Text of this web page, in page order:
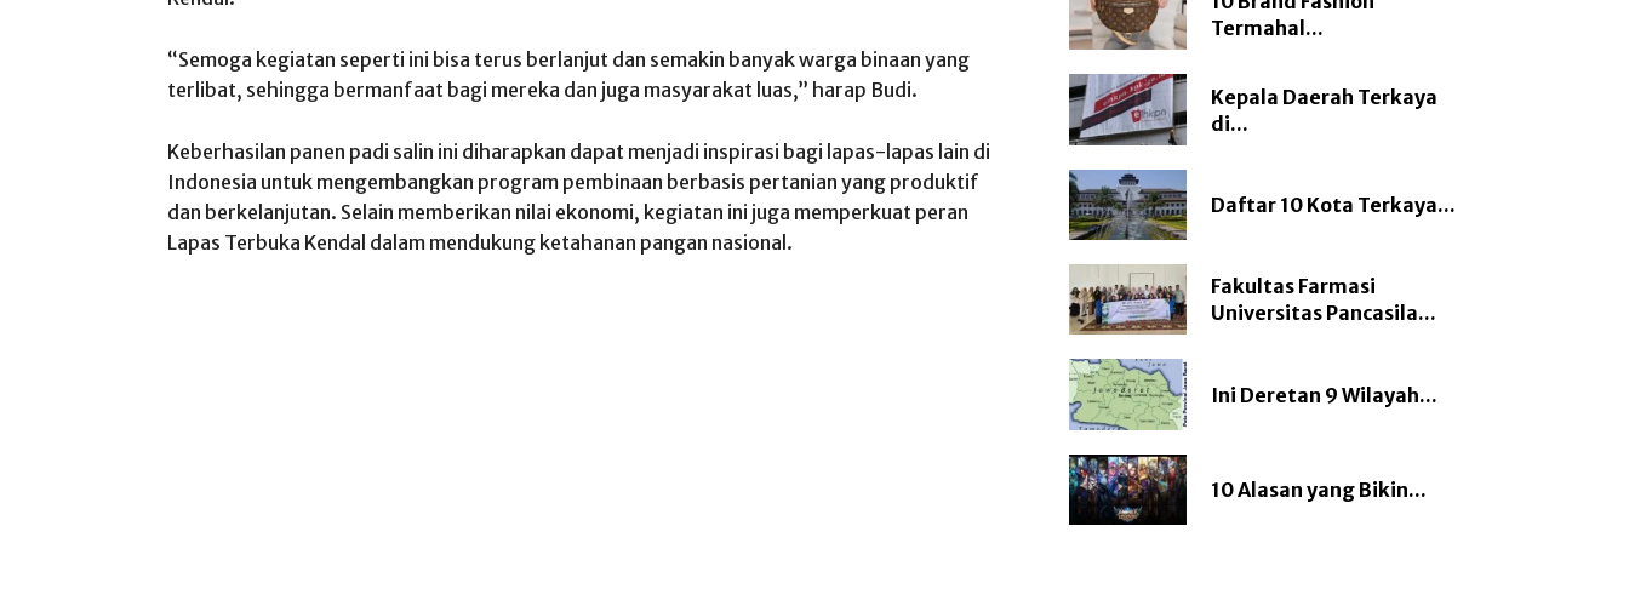
“Semoga kegiatan seperti ini bisa terus berlanjut dan semakin banyak warga binaan yang
terlibat, sehingga bermanfaat bagi mereka dan juga masyarakat luas,” harap Budi.
Keberhasilan panen padi salin ini diharapkan dapat menjadi inspirasi bagi lapas-lapas lain di
Indonesia untuk mengembangkan program pembinaan berbasis pertanian yang produktif
dan berkelanjutan. Selain memberikan nilai ekonomi, kegiatan ini juga memperkuat peran
Lapas Terbuka Kendal dalam mendukung ketahanan pangan nasional.
Termahal...
Kepala Daerah Terkaya
di...
Daftar 10 Kota Terkaya...
Fakultas Farmasi
Universitas Pancasila...
Ini Deretan 9 Wilayah...
10 Alasan yang Bikin...